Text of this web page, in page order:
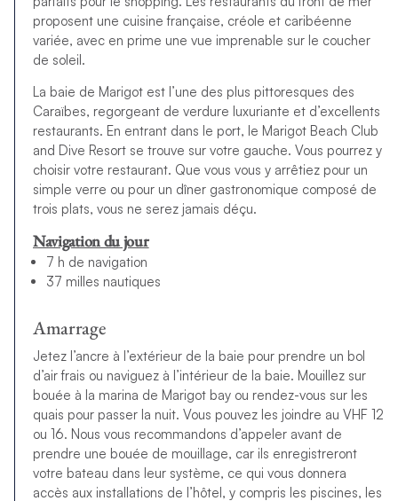
proposent une cuisine française, créole et caribéenne
variée, avec en prime une vue imprenable sur le coucher
de soleil.
La baie de Marigot est l’une des plus pittoresques des
Caraïbes, regorgeant de verdure luxuriante et d’excellents
restaurants. En entrant dans le port, le Marigot Beach Club
and Dive Resort se trouve sur votre gauche. Vous pourrez y
choisir votre restaurant. Que vous vous y arrêtiez pour un
simple verre ou pour un dîner gastronomique composé de
trois plats, vous ne serez jamais déçu.
Navigation du jour
7 h de navigation
37 milles nautiques
Amarrage
Jetez l’ancre à l’extérieur de la baie pour prendre un bol
d’air frais ou naviguez à l’intérieur de la baie. Mouillez sur
bouée à la marina de Marigot bay ou rendez-vous sur les
quais pour passer la nuit. Vous pouvez les joindre au VHF 12
ou 16. Nous vous recommandons d’appeler avant de
prendre une bouée de mouillage, car ils enregistreront
votre bateau dans leur système, ce qui vous donnera
accès aux installations de l’hôtel, y compris les piscines, les